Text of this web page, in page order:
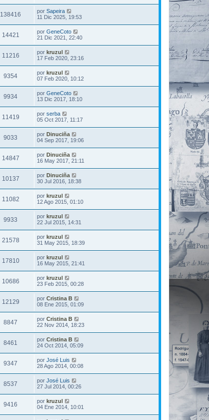
138416 por Sapeira
11 Dic 2025, 19:53
14421 por GeneCoto
21 Dic 2021, 22:40
11216 por kruzul
17 Feb 2020, 23:16
9354 por kruzul
07 Feb 2020, 10:12
9934 por GeneCoto
13 Dic 2017, 18:10
11419 por serba
05 Oct 2017, 11:17
9033 por Dinuciña
04 Sep 2017, 19:06
14847 por Dinuciña
16 May 2017, 21:11
10137 por Dinuciña
30 Jul 2016, 18:38
11082 por kruzul
12 Ago 2015, 01:10
9933 por kruzul
22 Jul 2015, 14:31
21578 por kruzul
31 May 2015, 18:39
17810 por kruzul
16 May 2015, 21:41
10686 por kruzul
23 Feb 2015, 00:28
12129 por Cristina B
08 Ene 2015, 01:09
8847 por Cristina B
22 Nov 2014, 18:23
8461 por Cristina B
24 Oct 2014, 05:09
9347 por José Luis
28 Ago 2014, 00:08
8537 por José Luis
27 Jul 2014, 00:26
9416 por kruzul
04 Ene 2014, 10:01